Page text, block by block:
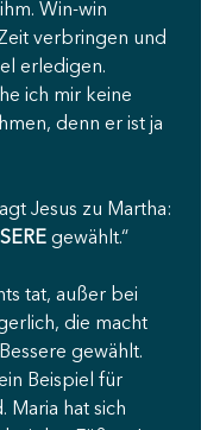
Win-win
verbringen und
erledigen.
ich mir keine
denn er ist ja
Jesus zu Martha:
gewählt.“
tat, außer bei
die macht
gewählt.
Beispiel für
Maria hat sich